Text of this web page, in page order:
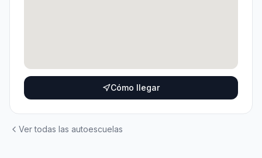
Cómo llegar
Ver todas las autoescuelas